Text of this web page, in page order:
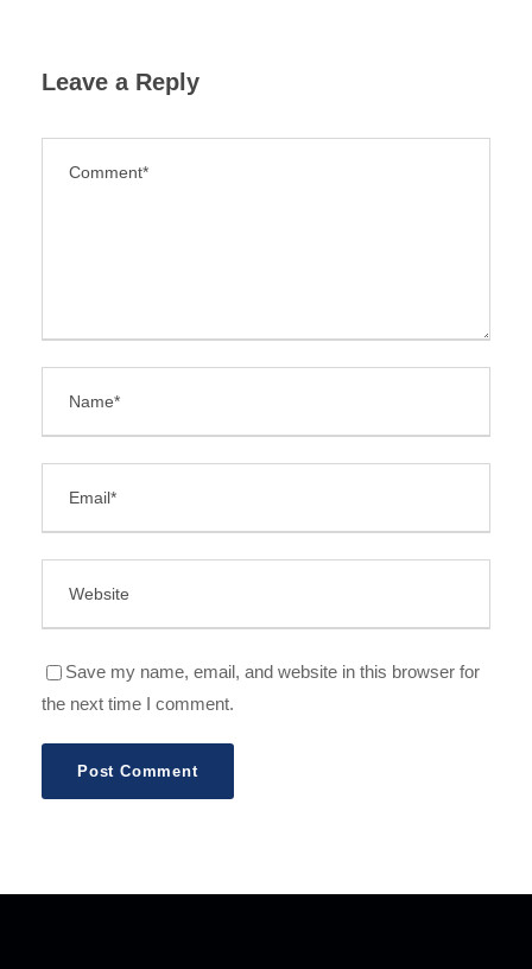
Leave a Reply
Save my name, email, and website in this browser for
the next time I comment.